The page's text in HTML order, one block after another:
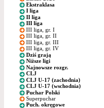
Ekstraklasa
I liga
II liga
III liga
III liga, gr. I
III liga, gr. II
III liga, gr. III
III liga, gr. IV
Dziś grają
Niższe ligi
Najnowsze rozgr.
CLJ
CLJ U-17 (zachodnia)
CLJ U-17 (wschodnia)
Puchar Polski
Superpuchar
Puch. okręgowe